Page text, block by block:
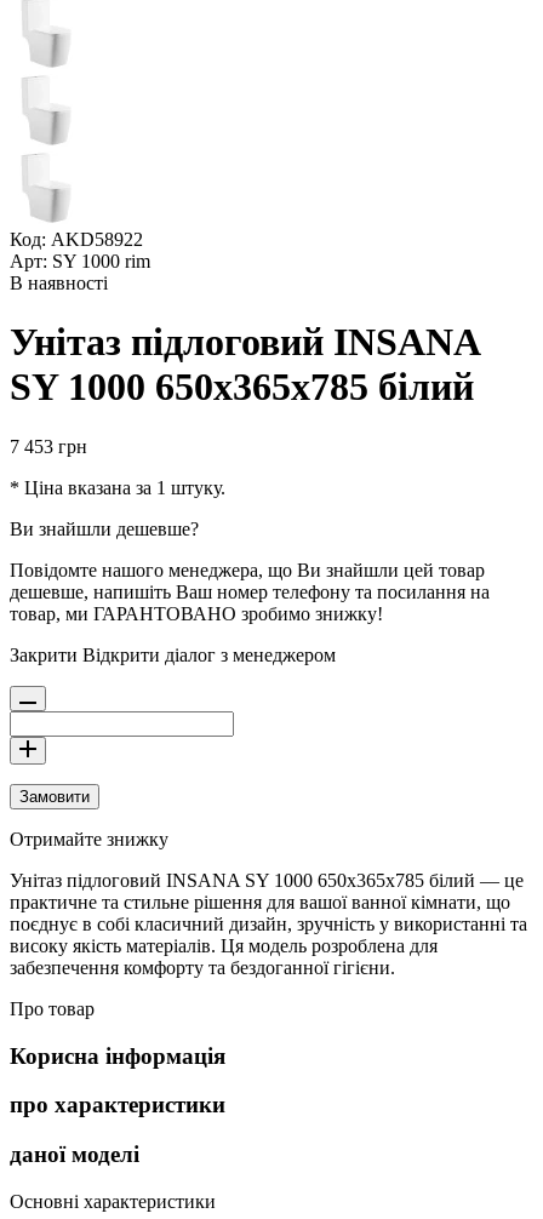
Код: AKD58922
Арт: SY 1000 rim
В наявності
Унітаз підлоговий INSANA
SY 1000 650х365х785 білий
7 453 грн
* Ціна вказана за 1 штуку.
Ви знайшли дешевше?
Повідомте нашого менеджера, що Ви знайшли цей товар
дешевше, напишіть Ваш номер телефону та посилання на
товар, ми ГАРАНТОВАНО зробимо знижку!
Закрити Відкрити діалог з менеджером
Замовити
Отримайте знижку
Унітаз підлоговий INSANA SY 1000 650х365х785 білий — це
практичне та стильне рішення для вашої ванної кімнати, що
поєднує в собі класичний дизайн, зручність у використанні та
високу якість матеріалів. Ця модель розроблена для
забезпечення комфорту та бездоганної гігієни.
Про товар
Корисна інформація
про характеристики
даної моделі
Основні характеристики